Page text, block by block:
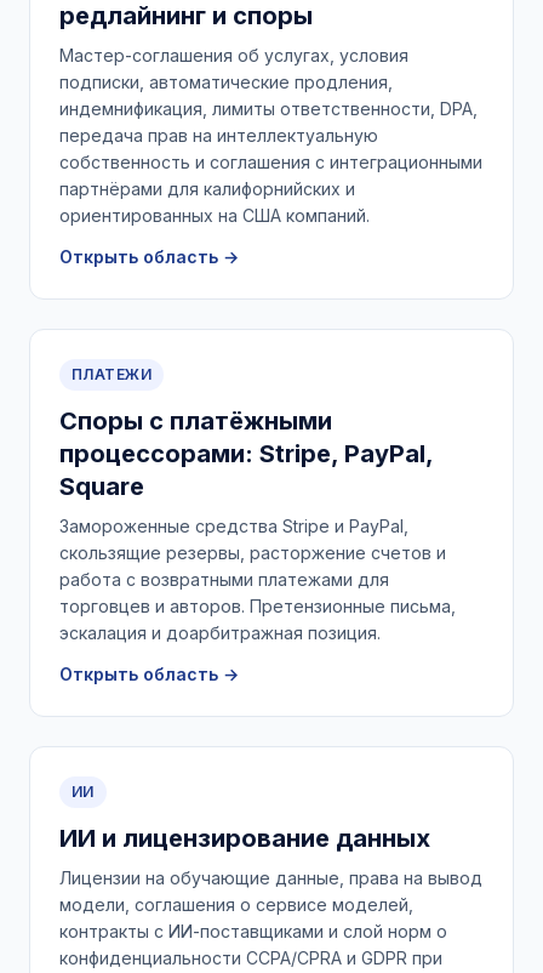
редлайнинг и споры
Мастер-соглашения об услугах, условия
подписки, автоматические продления,
индемнификация, лимиты ответственности, DPA,
передача прав на интеллектуальную
собственность и соглашения с интеграционными
партнёрами для калифорнийских и
ориентированных на США компаний.
Открыть область →
ПЛАТЕЖИ
Споры с платёжными
процессорами: Stripe, PayPal,
Square
Замороженные средства Stripe и PayPal,
скользящие резервы, расторжение счетов и
работа с возвратными платежами для
торговцев и авторов. Претензионные письма,
эскалация и доарбитражная позиция.
Открыть область →
ИИ
ИИ и лицензирование данных
Лицензии на обучающие данные, права на вывод
модели, соглашения о сервисе моделей,
контракты с ИИ-поставщиками и слой норм о
конфиденциальности CCPA/CPRA и GDPR при